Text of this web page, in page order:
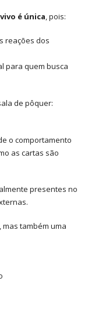
é única, pois:
reações dos
para quem busca
de pôquer:
o comportamento
as cartas são
presentes no
também uma